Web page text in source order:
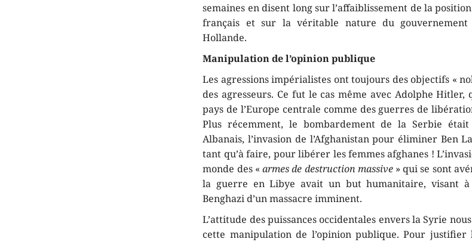
semaines en disent long sur l’affaiblissement de la
français et sur la véritable nature du
Hollande.
Manipulation de l’opinion publique
Les agressions impérialistes ont toujours des objectifs «
des agresseurs. Ce fut le cas même avec Adolphe Hitler,
pays de l’Europe centrale comme des guerres de
Plus récemment, le bombardement de la Serbie
Albanais, l’invasion de l’Afghanistan pour éliminer Ben
tant qu’à faire, pour libérer les femmes afghanes !
monde des «armes de destruction massive» qui se sont
la guerre en Libye avait un but humanitaire, visant
Benghazi d’un massacre imminent.
L’attitude des puissances occidentales envers la Syrie
cette manipulation de l’opinion publique. Pour